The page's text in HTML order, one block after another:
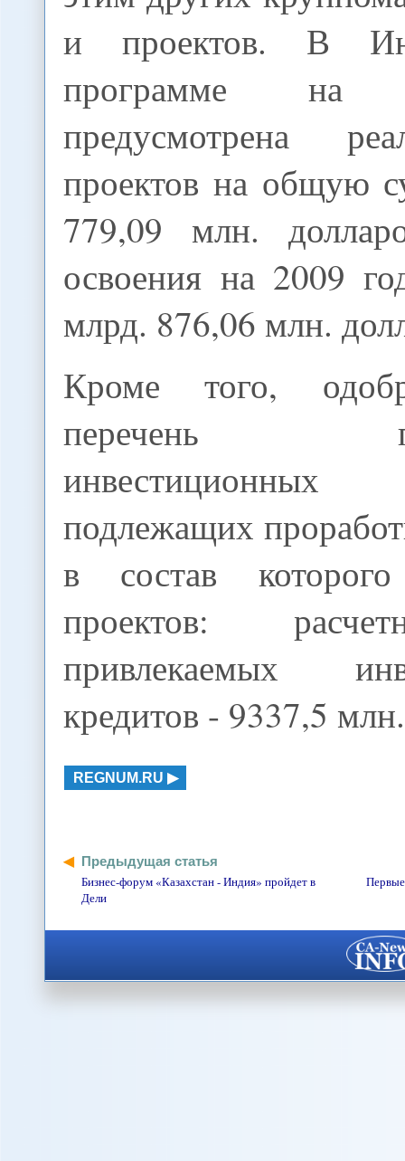
и проектов. В
программе
предусмотрена
проектов на общую
779,09 млн.
освоения на 2009
млрд. 876,06 млн.
Кроме того,
перечень
инвестиционных
подлежащих
в состав
проектов:
привлекаемых
кредитов - 9337,5
REGNUM.RU
Предыдущая статья
Бизнес-форум «Казахстан - Индия» пройдет в
Дели
Первые